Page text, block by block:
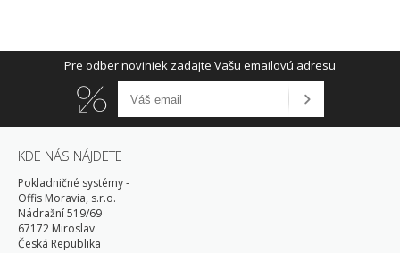
Pre odber noviniek zadajte Vašu emailovú adresu
KDE NÁS NÁJDETE
Pokladničné systémy -
Offis Moravia, s.r.o.
Nádražní 519/69
67172 Miroslav
Česká Republika